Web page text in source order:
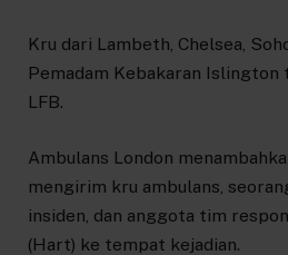
Kru dari Lambeth, Chelsea,
Pemadam Kebakaran Islington
LFB.
Ambulans London
mengirim kru ambulans,
insiden, dan anggota tim
(Hart) ke tempat kejadian.